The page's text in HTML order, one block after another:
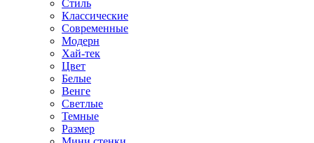
Стиль
Классические
Современные
Модерн
Хай-тек
Цвет
Белые
Венге
Светлые
Темные
Размер